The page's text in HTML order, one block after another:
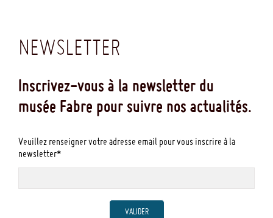
NEWSLETTER
Inscrivez-vous à la newsletter du
musée Fabre pour suivre nos actualités.
Veuillez renseigner votre adresse email pour vous inscrire à la
newsletter*
VALIDER